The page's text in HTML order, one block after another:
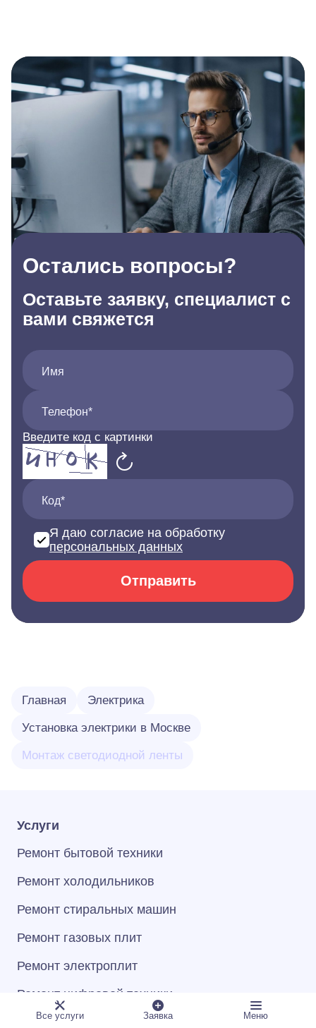
Остались вопросы?
Оставьте заявку, специалист с
вами свяжется
Имя
Телефон*
Введите код с картинки
Код*
Я даю согласие на обработку
персональных данных
Отправить
Главная Электрика
Установка электрики в Москве
Монтаж светодиодной ленты
Услуги
Ремонт бытовой техники
Ремонт холодильников
Ремонт стиральных машин
Ремонт газовых плит
Ремонт электроплит
Ремонт цифровой техники
Ремонт электрики
Все услуги Заявка Меню